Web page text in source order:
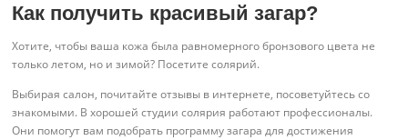
Как получить красивый загар?
Хотите, чтобы ваша кожа была равномерного бронзового цвета не
только летом, но и зимой? Посетите солярий.
Выбирая салон, почитайте отзывы в интернете, посоветуйтесь со
знакомыми. В хорошей студии солярия работают профессионалы.
Они помогут вам подобрать программу загара для достижения